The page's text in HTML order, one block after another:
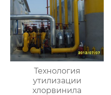
Технология
утилизации
хлорвинила